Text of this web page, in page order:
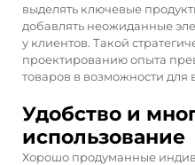
выделять ключевые
добавлять неожиданные
у клиентов. Такой
проектированию опыта
товаров в возможности для
Удобство и
использование
Хорошо продуманные